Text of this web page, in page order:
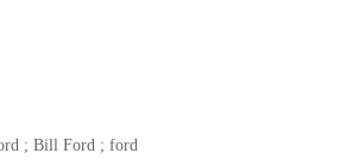
; Bill Ford ; ford